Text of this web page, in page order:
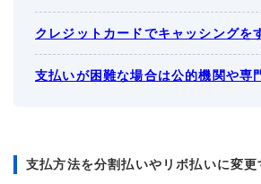
クレジットカードでキャッシングを
支払いが困難な場合は公的機関や専
支払方法を分割払いやリボ払いに変更